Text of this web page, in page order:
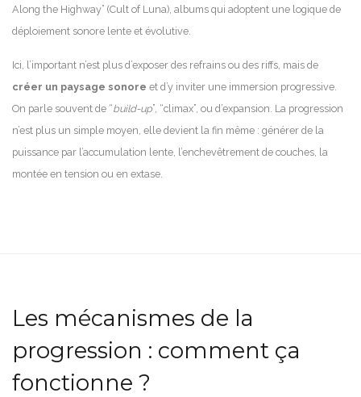
Along the Highway” (Cult of Luna), albums qui adoptent une logique de
déploiement sonore lente et évolutive.
Ici, l’important n’est plus d’exposer des refrains ou des riffs, mais de
créer un paysage sonore et d’y inviter une immersion progressive.
On parle souvent de “build-up”, “climax”, ou d’expansion. La progression
n’est plus un simple moyen, elle devient la fin même : générer de la
puissance par l’accumulation lente, l’enchevêtrement de couches, la
montée en tension ou en extase.
Les mécanismes de la
progression : comment ça
fonctionne ?